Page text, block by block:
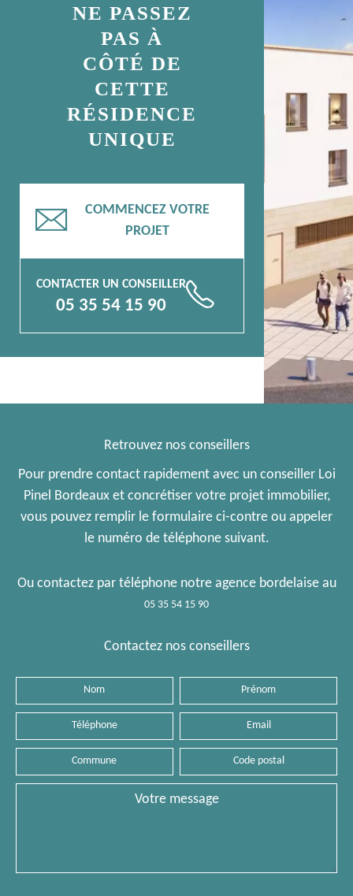
NE PASSEZ
PAS À
CÔTÉ DE
CETTE
RÉSIDENCE
UNIQUE
📧
COMMENCEZ VOTRE
PROJET
CONTACTER UN CONSEILLER
05 35 54 15 90 📞
Retrouvez nos conseillers
Pour prendre contact rapidement avec un conseiller Loi
Pinel Bordeaux et concrétiser votre projet immobilier,
vous pouvez remplir le formulaire ci-contre ou appeler
le numéro de téléphone suivant.
Ou contactez par téléphone notre agence bordelaise au
05 35 54 15 90
Contactez nos conseillers
Téléphone
Commune
postal